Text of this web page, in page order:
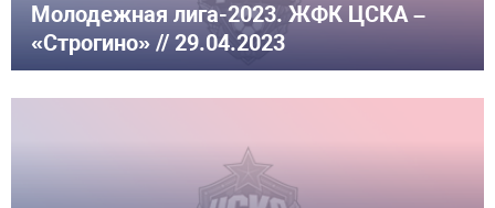
Молодежная лига-2023. ЖФК ЦСКА –
«Строгино» // 29.04.2023